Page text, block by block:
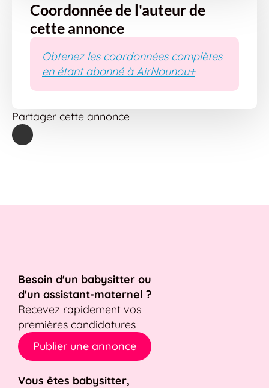
Coordonnée de l'auteur de
cette annonce
Obtenez les coordonnées complètes
en étant abonné à AirNounou+
Partager cette annonce
Besoin d'un babysitter ou
d'un assistant-maternel ?
Recevez rapidement vos
premières candidatures
Publier une annonce
Vous êtes babysitter,